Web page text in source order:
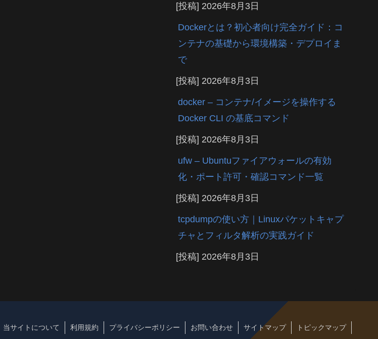
[投稿] 2026年8月3日
Dockerとは？初心者向け完全ガイド：コ
ンテナの基礎から環境構築・デプロイま
で
[投稿] 2026年8月3日
docker – コンテナ/イメージを操作する
Docker CLI の基底コマンド
[投稿] 2026年8月3日
ufw – Ubuntuファイアウォールの有効
化・ポート許可・確認コマンド一覧
[投稿] 2026年8月3日
tcpdumpの使い方｜Linuxパケットキャプ
チャとフィルタ解析の実践ガイド
[投稿] 2026年8月3日
当サイトについて 利用規約 プライバシーポリシー お問い合わせ サイトマップ トピックマップ